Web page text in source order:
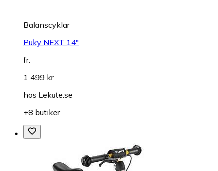
Balanscyklar
Puky NEXT 14"
fr.
1 499 kr
hos Lekute.se
+8 butiker